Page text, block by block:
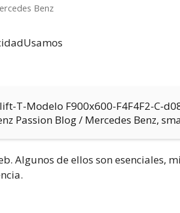
Benz
T-Modelo F900x600-F4F4F2-C-
Passion Blog / Mercedes Benz,
Algunos de ellos son esenciales,